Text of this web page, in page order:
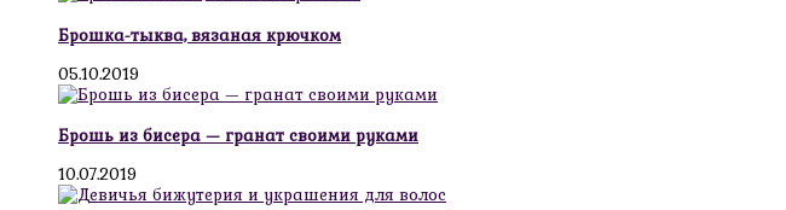
Брошка-тыква, вязаная крючком
05.10.2019
Брошь из бисера — гранат своими руками
10.07.2019